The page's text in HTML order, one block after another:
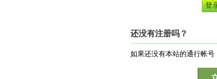
还没有注册吗？
如果还没有本站的通行帐号